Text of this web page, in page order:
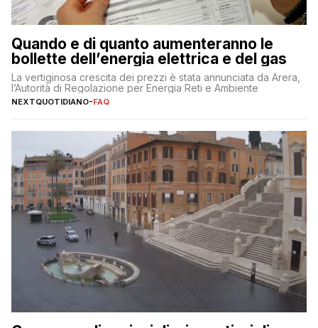
Quando e di quanto aumenteranno le
bollette dell’energia elettrica e del gas
La vertiginosa crescita dei prezzi è stata annunciata da Arera,
l’Autorità di Regolazione per Energia Reti e Ambiente
NEXTQUOTIDIANO-FAQ